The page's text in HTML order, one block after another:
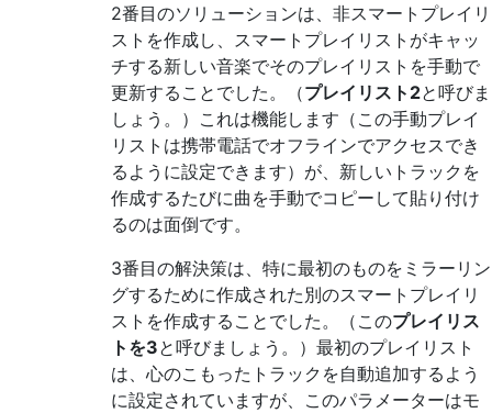
2番目のソリューションは、非スマートプレイリ
ストを作成し、スマートプレイリストがキャッ
チする新しい音楽でそのプレイリストを手動で
更新することでした。（プレイリスト2と呼びま
しょう。）これは機能します（この手動プレイ
リストは携帯電話でオフラインでアクセスでき
るように設定できます）が、新しいトラックを
作成するたびに曲を手動でコピーして貼り付け
るのは面倒です。
3番目の解決策は、特に最初のものをミラーリン
グするために作成された別のスマートプレイリ
ストを作成することでした。（このプレイリス
トを3と呼びましょう。）最初のプレイリスト
は、心のこもったトラックを自動追加するよう
に設定されていますが、このパラメーターはモ